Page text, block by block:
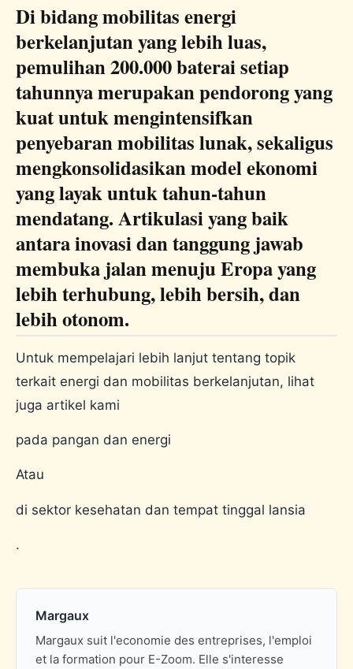
Di bidang mobilitas energi
berkelanjutan yang lebih luas,
pemulihan 200.000 baterai setiap
tahunnya merupakan pendorong yang
kuat untuk mengintensifkan
penyebaran mobilitas lunak, sekaligus
mengkonsolidasikan model ekonomi
yang layak untuk tahun-tahun
mendatang. Artikulasi yang baik
antara inovasi dan tanggung jawab
membuka jalan menuju Eropa yang
lebih terhubung, lebih bersih, dan
lebih otonom.
Untuk mempelajari lebih lanjut tentang topik
terkait energi dan mobilitas berkelanjutan, lihat
juga artikel kami
pada pangan dan energi
Atau
di sektor kesehatan dan tempat tinggal lansia
.
Margaux
Margaux suit l'economie des entreprises, l'emploi
et la formation pour E-Zoom. Elle s'interesse